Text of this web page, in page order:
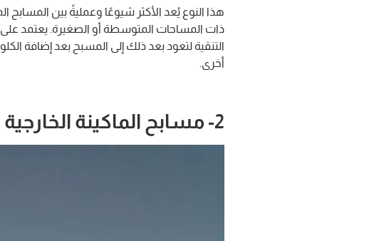
هذا النوع يُعد الأكثر شيوعًا وعمليةً بين المسابح
ذات المساحات المتوسطة أو الصغيرة. يعتمد على
التنقية لتعود بعد ذلك إلى المسبح بعد إضافة
أخرى.
2- مسابح الماكينة الخارجية